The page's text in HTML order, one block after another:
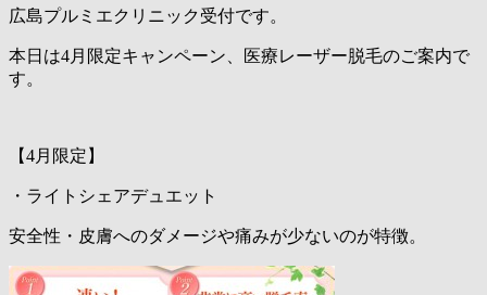
広島プルミエクリニック受付です。
本日は4月限定キャンペーン、医療レーザー脱毛のご案内で
す。
【4月限定】
・ライトシェアデュエット
安全性・皮膚へのダメージや痛みが少ないのが特徴。